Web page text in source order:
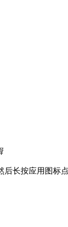
后长按应用图标